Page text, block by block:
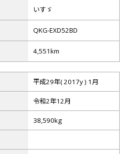
いすゞ
QKG-EXD52BD
4,551km
平成29年( 2017y ) 1月
令和2年12月
38,590kg